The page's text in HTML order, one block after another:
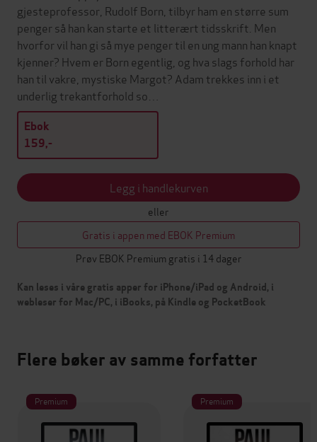
gjesteprofessor, Rudolf Born, tilbyr ham en større sum
penger så han kan starte et litterært tidsskrift. Men
hvorfor vil han gi så mye penger til en ung mann han knapt
kjenner? Hvem er Born egentlig, og hva slags forhold har
han til vakre, mystiske Margot? Adam trekkes inn i et
underlig trekantforhold so…
Ebok
159,-
Legg i handlekurven
eller
Gratis i appen med EBOK Premium
Prøv EBOK Premium gratis i 14 dager
Kan leses i våre gratis apper for iPhone/iPad og Android, i
webleser for Mac/PC, i iBooks, på Kindle og PocketBook
Flere bøker av samme forfatter
Premium Premium